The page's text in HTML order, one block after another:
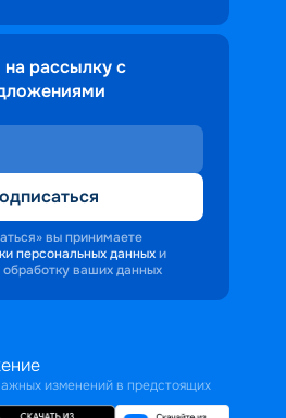
рассылку с
вы принимаете
персональных данных и
ваших данных
изменений в предстоящих